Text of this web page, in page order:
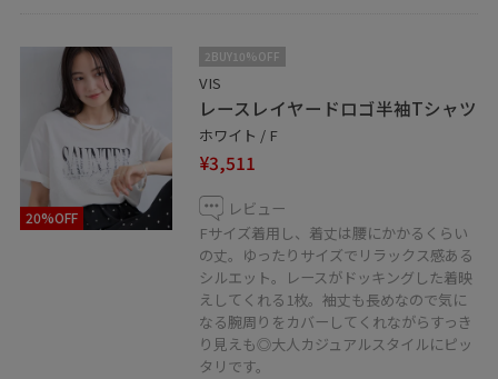
たら嬉しいです。
LINEで在庫のお問い合わせや商品、コーディネートのご
相談など是非お気軽にお問い合わせくださいませ。
LINEでルミネ大宮VISスタッフにご相談は【友だち追加】
をタップ！！
20%OFF
2BUY10%OFF
VIS
レースレイヤードロゴ半袖Tシャツ
ホワイト / F
¥3,511
レビュー
Fサイズ着用し、着丈は腰にかかるくらい
の丈。ゆったりサイズでリラックス感ある
シルエット。レースがドッキングした着映
えしてくれる1枚。袖丈も長めなので気に
なる腕周りをカバーしてくれながらすっき
り見えも◎大人カジュアルスタイルにピッ
タリです。